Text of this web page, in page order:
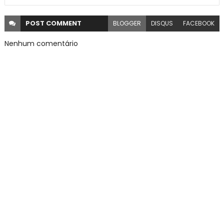
POST COMMENT BLOGGER DISQUS FACEBOOK
Nenhum comentário